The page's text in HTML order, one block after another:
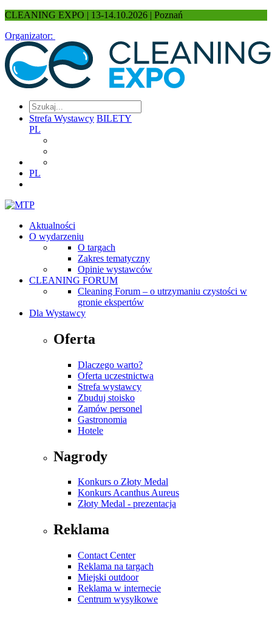
CLEANING EXPO | 13-14.10.2026 | Poznań
Organizator:
Strefa Wystawcy BILETY
PL
PL
Aktualności
O wydarzeniu
O targach
Zakres tematyczny
Opinie wystawców
CLEANING FORUM
Cleaning Forum – o utrzymaniu czystości w
gronie ekspertów
Dla Wystawcy
Oferta
Dlaczego warto?
Oferta uczestnictwa
Strefa wystawcy
Zbuduj stoisko
Zamów personel
Gastronomia
Hotele
Nagrody
Konkurs o Złoty Medal
Konkurs Acanthus Aureus
Złoty Medal - prezentacja
Reklama
Contact Center
Reklama na targach
Miejski outdoor
Reklama w internecie
Centrum wysyłkowe